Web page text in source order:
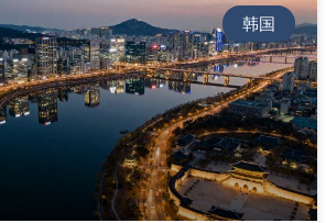
韩国